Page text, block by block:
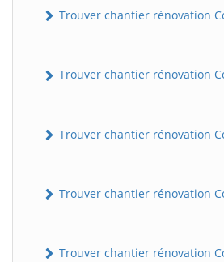
Trouver chantier rénovation
Trouver chantier rénovation
Trouver chantier rénovation
Trouver chantier rénovation
Trouver chantier rénovation